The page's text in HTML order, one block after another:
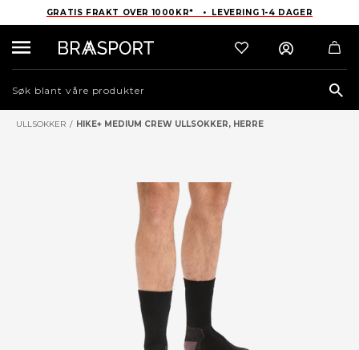
GRATIS FRAKT OVER 1000KR* • LEVERING 1-4 DAGER
ULLSOKKER / HIKE+ MEDIUM CREW ULLSOKKER, HERRE